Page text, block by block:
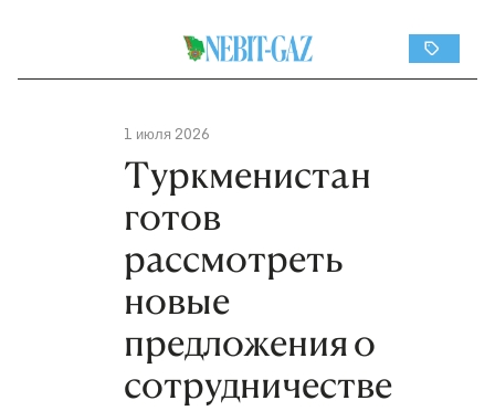
1 июля 2026
Туркменистан
готов
рассмотреть
новые
предложения о
сотрудничестве